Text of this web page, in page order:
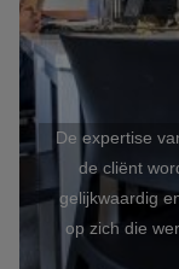
De expertise
de cliënt
gelijkwaardig
op zich die